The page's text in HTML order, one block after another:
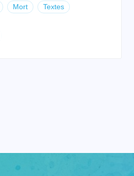
Mort Textes